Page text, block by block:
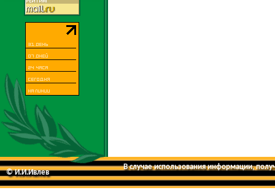
© И.И.Ивлев
В случае использования информации,